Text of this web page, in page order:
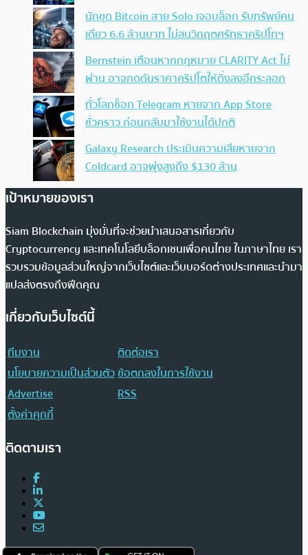
นักขุด Bitcoin สาย Solo เจอบล็อก รับทรัพย์คน
เดียว 6.6 ล้านบาท ไม่สนวิกฤตศรัทธาคริปโทฯ
Bernstein เตือนหากกฎหมาย CLARITY Act ไม่
ผ่าน อาจกดดันราคาคริปโตให้ดิ่งลงอีกระลอก
ทั่วโลกช็อก Telegram หายจาก App Store
ชั่วคราว ก่อนกลับมาใช้งานได้ปกติ
Galaxy Research ประเมินความเสียหายจาก
Coldcard อาจพุ่งสูงถึง $130 ล้าน
เป้าหมายของเรา
Siam Blockchain มุ่งมั่นที่จะช่วยนำเสนอสารเกี่ยวกับ
Cryptocurrency และเทคโนโลยีบล็อกเชนเพื่อคนไทย ในภาษาไทย เรา
รวบรวมข้อมูลส่วนใหญ่จากเว็บไซต์และเว็บบอร์ดต่างประเทศและนำมา
แปลส่งตรงถึงฟีดคุณ
เกี่ยวกับเว็บไซต์นี้
ทีมงาน
ติดต่อเรา
นโยบายความเป็นส่วนตัวข้อตกลงในการใช้งาน
Advertise
RSS
ตั้งค่าคุกกี้
ติดตามเรา